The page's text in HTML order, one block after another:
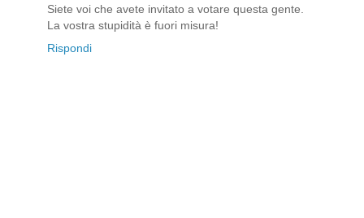
Siete voi che avete invitato a votare questa gente.
La vostra stupidità è fuori misura!
Rispondi